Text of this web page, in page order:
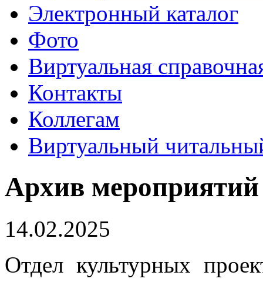
Электронный каталог
Фото
Виртуальная
Контакты
Коллегам
Виртуальный
Архив мероприятий
14.02.2025
Отдел культурных